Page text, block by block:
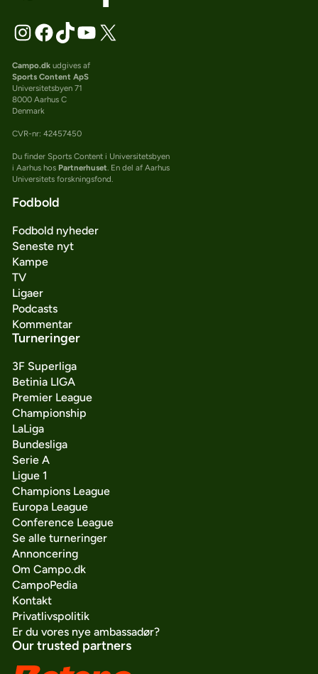
Campo.dkudgives af
Sports Content ApS
Universitetsbyen 71
8000 Aarhus C
Denmark
CVR-nr: 42457450
Du finder Sports Content i Universitetsbyen
i Aarhus hos Partnerhuset. En del af Aarhus
Universitets forskningsfond.
Fodbold
Fodbold nyheder
Seneste nyt
Kampe
TV
Ligaer
Podcasts
Kommentar
Turneringer
3F Superliga
Betinia LIGA
Premier League
Championship
LaLiga
Bundesliga
Serie A
Ligue 1
Champions League
Europa League
Conference League
Se alle turneringer
Annoncering
Om Campo.dk
CampoPedia
Kontakt
Privatlivspolitik
Er du vores nye ambassadør?
Our trusted partners